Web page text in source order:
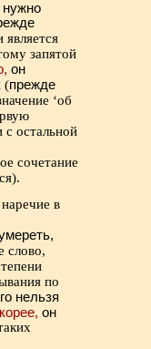
нужно
является
запятой
он
(прежде
‘об
с остальной
сочетание
в
слово,
по
нельзя
он